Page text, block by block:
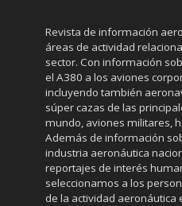
Revista de información
áreas de actividad
sector. Con información
el A380 a los aviones
incluyendo también
súper cazas de las
mundo, aviones militares,
Además de información
industria aeronáutica
reportajes de interés
seleccionamos a los
de la actividad aeronáutica